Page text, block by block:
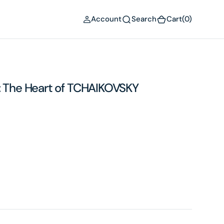
Account Search Cart(0)
Heart of TCHAIKOVSKY